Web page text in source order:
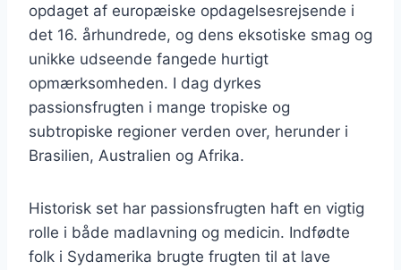
opdaget af europæiske opdagelsesrejsende i
det 16. århundrede, og dens eksotiske smag og
unikke udseende fangede hurtigt
opmærksomheden. I dag dyrkes
passionsfrugten i mange tropiske og
subtropiske regioner verden over, herunder i
Brasilien, Australien og Afrika.
Historisk set har passionsfrugten haft en vigtig
rolle i både madlavning og medicin. Indfødte
folk i Sydamerika brugte frugten til at lave